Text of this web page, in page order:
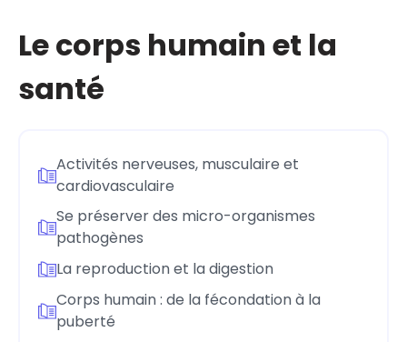
Le corps humain et la
santé
Activités nerveuses, musculaire et
cardiovasculaire
Se préserver des micro-organismes
pathogènes
La reproduction et la digestion
Corps humain : de la fécondation à la
puberté